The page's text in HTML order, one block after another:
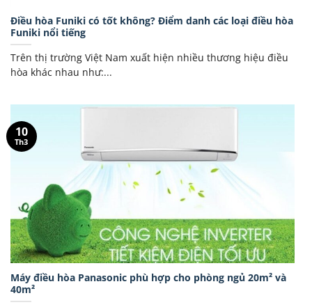
Điều hòa Funiki có tốt không? Điểm danh các loại điều hòa
Funiki nổi tiếng
Trên thị trường Việt Nam xuất hiện nhiều thương hiệu điều
hòa khác nhau như:...
Máy điều hòa Panasonic phù hợp cho phòng ngủ 20m² và
40m²
10
Th3